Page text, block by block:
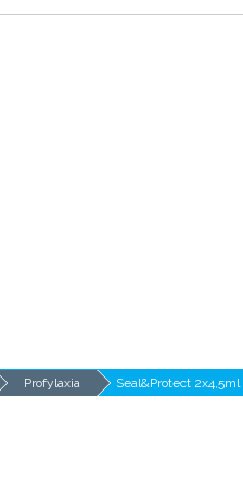
Profylaxia Seal&Protect 2x4,5ml